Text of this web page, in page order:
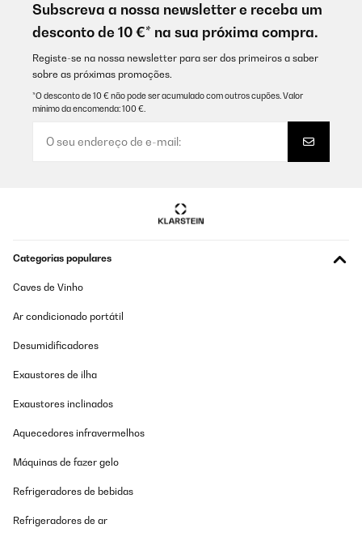
Subscreva a nossa newsletter e receba um
desconto de 10 €* na sua próxima compra.
Registe-se na nossa newsletter para ser dos primeiros a saber
sobre as próximas promoções.
*O desconto de 10 € não pode ser acumulado com outros cupões. Valor
mínimo da encomenda: 100 €.
Categorias populares
Caves de Vinho
Ar condicionado portátil
Desumidificadores
Exaustores de ilha
Exaustores inclinados
Aquecedores infravermelhos
Máquinas de fazer gelo
Refrigeradores de bebidas
Refrigeradores de ar